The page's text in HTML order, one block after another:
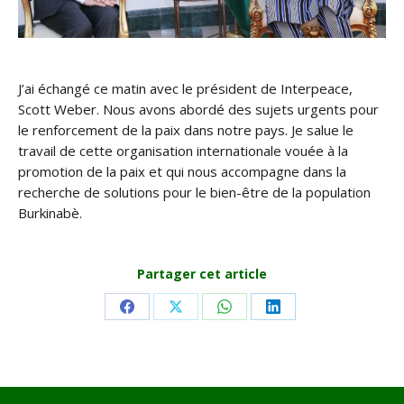
J’ai échangé ce matin avec le président de Interpeace,
Scott Weber. Nous avons abordé des sujets urgents pour
le renforcement de la paix dans notre pays. Je salue le
travail de cette organisation internationale vouée à la
promotion de la paix et qui nous accompagne dans la
recherche de solutions pour le bien-être de la population
Burkinabè.
Partager cet article
Share Share Share Share